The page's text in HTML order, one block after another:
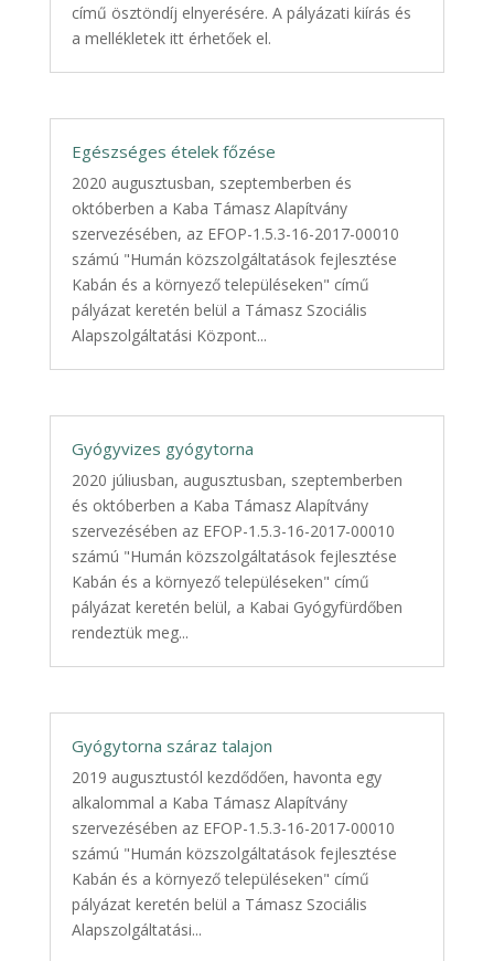
című ösztöndíj elnyerésére. A pályázati kiírás és
a mellékletek itt érhetőek el.
Egészséges ételek főzése
2020 augusztusban, szeptemberben és
októberben a Kaba Támasz Alapítvány
szervezésében, az EFOP-1.5.3-16-2017-00010
számú "Humán közszolgáltatások fejlesztése
Kabán és a környező településeken" című
pályázat keretén belül a Támasz Szociális
Alapszolgáltatási Központ...
Gyógyvizes gyógytorna
2020 júliusban, augusztusban, szeptemberben
és októberben a Kaba Támasz Alapítvány
szervezésében az EFOP-1.5.3-16-2017-00010
számú "Humán közszolgáltatások fejlesztése
Kabán és a környező településeken" című
pályázat keretén belül, a Kabai Gyógyfürdőben
rendeztük meg...
Gyógytorna száraz talajon
2019 augusztustól kezdődően, havonta egy
alkalommal a Kaba Támasz Alapítvány
szervezésében az EFOP-1.5.3-16-2017-00010
számú "Humán közszolgáltatások fejlesztése
Kabán és a környező településeken" című
pályázat keretén belül a Támasz Szociális
Alapszolgáltatási...